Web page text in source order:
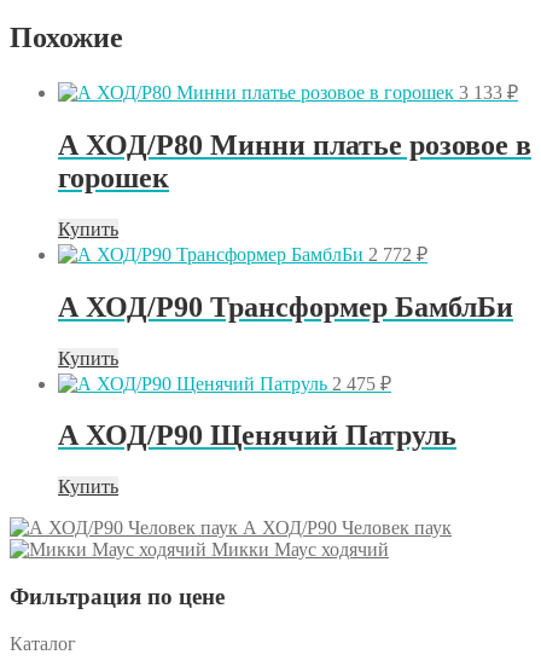
Похожие
3 133 ₽
А ХОД/P80 Минни платье розовое в
горошек
Купить
2 772 ₽
А ХОД/P90 Трансформер БамблБи
Купить
2 475 ₽
А ХОД/P90 Щенячий Патруль
Купить
А ХОД/P90 Человек паук
Микки Маус ходячий
Фильтрация по цене
Каталог